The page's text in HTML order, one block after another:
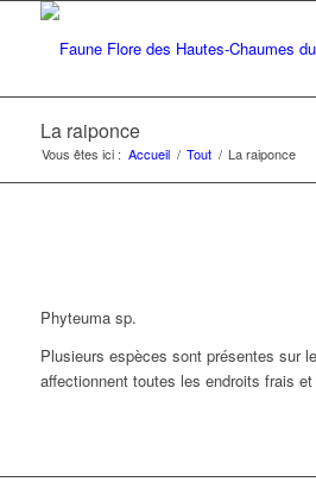
La raiponce
Vous êtes ici : Accueil / Tout / La raiponce
Phyteuma sp.
Plusieurs espèces sont présentes sur
affectionnent toutes les endroits frais